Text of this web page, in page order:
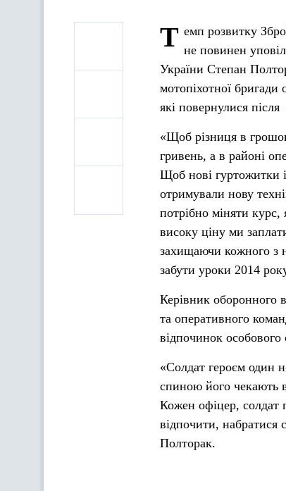
Т емп розвитку
не повинен
України Степан
мотопіхотної
які повернулися
«Щоб різниця в
гривень, а в районі
Щоб нові гуртожитки
отримували нову
потрібно міняти
високу ціну ми
захищаючи кожного з
забути уроки 2014
Керівник оборонного
та оперативного
відпочинок особового
«Солдат героєм один
спиною його чекають
Кожен офіцер, солдат
відпочити, набратися
Полторак.